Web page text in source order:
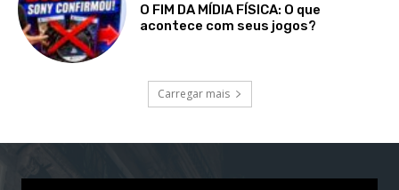
O FIM DA MÍDIA FÍSICA: O que
acontece com seus jogos?
Carregar mais